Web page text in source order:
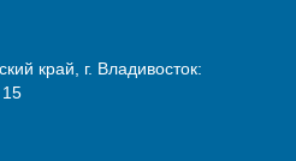
край, г. Владивосток:
15